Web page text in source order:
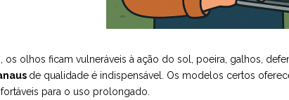
os olhos ficam vulneráveis à ação do sol, poeira, galhos,
de qualidade é indispensável. Os modelos certos
para o uso prolongado.